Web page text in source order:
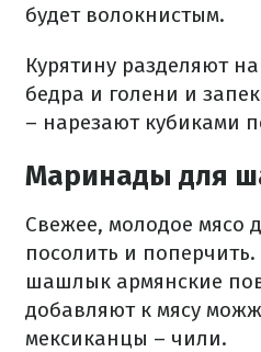
будет волокнистым.
Курятину разделяют
бедра и голени и
– нарезают кубиками
Маринады для
Свежее, молодое мясо
посолить и
шашлык армянские
добавляют к мясу
мексиканцы – чили.